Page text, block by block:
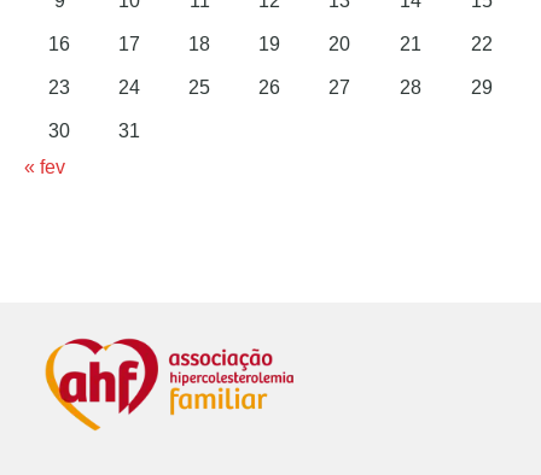
16 17 18 19 20 21 22
23 24 25 26 27 28 29
30
31
« fev